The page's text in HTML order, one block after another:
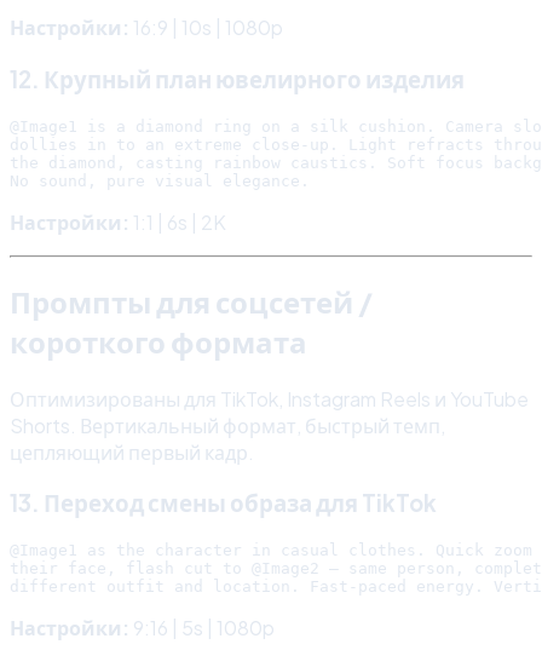
Настройки: 16:9 | 10s | 1080p
12. Крупный план ювелирного изделия
@Image1 is a diamond ring on a silk cushion. Camera
dollies in to an extreme close-up. Light refracts
the diamond, casting rainbow caustics. Soft focus
Настройки: 1:1 | 6s | 2K
Промпты для соцсетей /
короткого формата
Оптимизированы для TikTok, Instagram Reels и YouTube
Shorts. Вертикальный формат, быстрый темп,
цепляющий первый кадр.
13. Переход смены образа для TikTok
@Image1 as the character in casual clothes. Quick
their face, flash cut to @Image2 — same person,
Настройки: 9:16 | 5s | 1080p